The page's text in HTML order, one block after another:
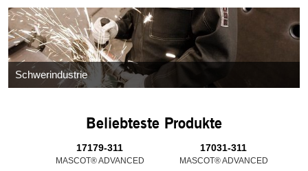
Schwerindustrie
Beliebteste Produkte
17179-311
MASCOT® ADVANCED
17031-311
MASCOT® ADVANCED